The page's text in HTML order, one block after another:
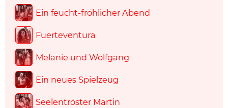
Ein feucht-fröhlicher Abend
Fuerteventura
Melanie und Wolfgang
Ein neues Spielzeug
Seelentröster Martin